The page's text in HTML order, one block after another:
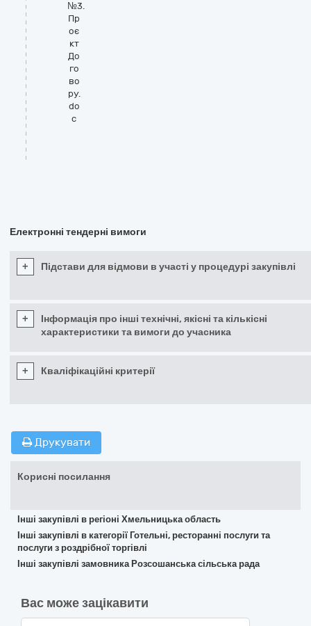
№3.
Пр
оє
кт
До
го
во
ру.
do
c
Електронні тендерні вимоги
+ Підстави для відмови в участі у процедурі закупівлі
+
Інформація про інші технічні, якісні та кількісні
характеристики та вимоги до учасника
+ Кваліфікаційні критерії
Друкувати
Корисні посилання
Інші закупівлі в регіоні Хмельницька область
Інші закупівлі в категорії Готельні, ресторанні послуги та
послуги з роздрібної торгівлі
Інші закупівлі замовника Розсошанська сільська рада
Вас може зацікавити